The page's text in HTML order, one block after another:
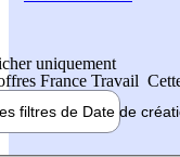
uniquement
France Travail
filtres de Date de